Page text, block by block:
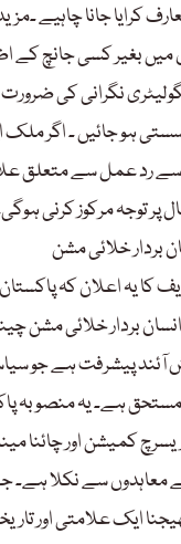
کرایا جانا چاہیے
میں بغیر کسی جانچ کے
نگرانی کی
ہو جائیں ۔ اگر
رد عمل سے متعلق
توجہ مرکوز کرنی
بردار خلائی مشن
کا یہ اعلان کہ
انسان بردار خلائی مشن
پیشرفت ہے جو
ہے۔ یہ منصوبہ
ریسرچ کمیشن اور چائنا
معاہدوں سے نکلا ہے۔
ایک علامتی اور